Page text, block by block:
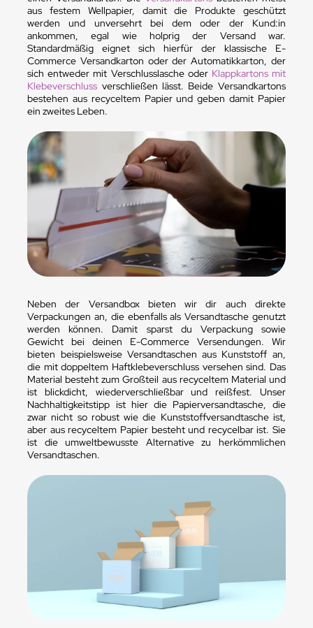
aus festem Wellpapier, damit die Produkte geschützt
werden und unversehrt bei dem oder der Kund:in
ankommen, egal wie holprig der Versand war.
Standardmäßig eignet sich hierfür der klassische E-
Commerce Versandkarton oder der Automatikkarton, der
sich entweder mit Verschlusslasche oder Klappkartons mit
Klebeverschluss verschließen lässt. Beide Versandkartons
bestehen aus recyceltem Papier und geben damit Papier
ein zweites Leben.
Neben der Versandbox bieten wir dir auch direkte
Verpackungen an, die ebenfalls als Versandtasche genutzt
werden können. Damit sparst du Verpackung sowie
Gewicht bei deinen E-Commerce Versendungen. Wir
bieten beispielsweise Versandtaschen aus Kunststoff an,
die mit doppeltem Haftklebeverschluss versehen sind. Das
Material besteht zum Großteil aus recyceltem Material und
ist blickdicht, wiederverschließbar und reißfest. Unser
Nachhaltigkeitstipp ist hier die Papierversandtasche, die
zwar nicht so robust wie die Kunststoffversandtasche ist,
aber aus recyceltem Papier besteht und recycelbar ist. Sie
ist die umweltbewusste Alternative zu herkömmlichen
Versandtaschen.